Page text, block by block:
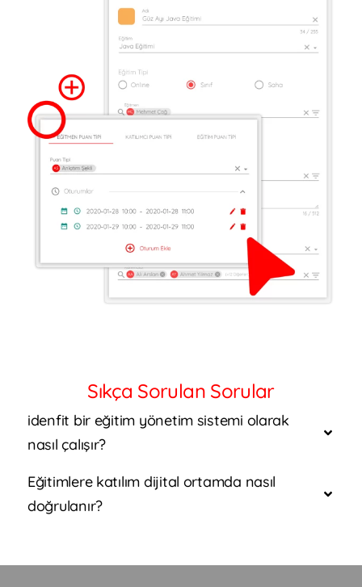
Sıkça Sorulan Sorular
idenfit bir eğitim yönetim sistemi olarak
nasıl çalışır?
Eğitimlere katılım dijital ortamda nasıl
doğrulanır?